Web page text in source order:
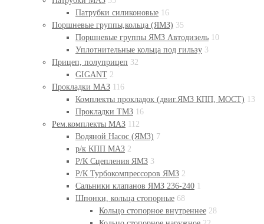
Патрубки силиконовые 16
Поршневые группы,кольца (ЯМЗ) 35
Поршневые группы ЯМЗ Автодизель 10
Уплотнительные кольца под гильзу 3
Прицеп, полуприцеп 32
GIGANT 2
Прокладки МАЗ 116
Комплекты прокладок (двиг.ЯМЗ КПП, МОСТ) 13
Прокладки ТМЗ 16
Рем.комплекты МАЗ 112
Водяной Насос (ЯМЗ) 7
р/к КПП МАЗ 2
Р/К Сцепления ЯМЗ 3
Р/К Турбокомпрессоров ЯМЗ 2
Сальники клапанов ЯМЗ 236-240 1
Шпонки, кольца стопорные 68
Кольцо стопорное внутреннее 28